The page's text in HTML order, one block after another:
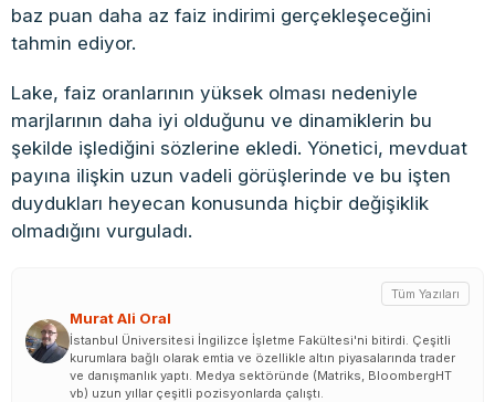
baz puan daha az faiz indirimi gerçekleşeceğini
tahmin ediyor.
Lake, faiz oranlarının yüksek olması nedeniyle
marjlarının daha iyi olduğunu ve dinamiklerin bu
şekilde işlediğini sözlerine ekledi. Yönetici, mevduat
payına ilişkin uzun vadeli görüşlerinde ve bu işten
duydukları heyecan konusunda hiçbir değişiklik
olmadığını vurguladı.
Murat Ali Oral
Tüm Yazıları
İstanbul Üniversitesi İngilizce İşletme Fakültesi'ni bitirdi. Çeşitli
kurumlara bağlı olarak emtia ve özellikle altın piyasalarında trader
ve danışmanlık yaptı. Medya sektöründe (Matriks, BloombergHT
vb) uzun yıllar çeşitli pozisyonlarda çalıştı.